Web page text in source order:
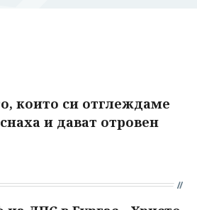
които си отглеждаме
и дават отровен